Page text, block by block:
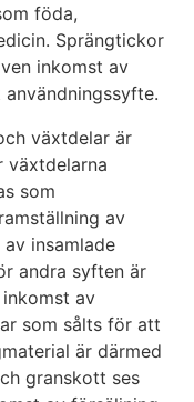
föda,
Sprängtickor
inkomst av
växtdelar är
växtdelarna
som
av
insamlade
andra syften är
av
som sålts för att
är därmed
granskott ses